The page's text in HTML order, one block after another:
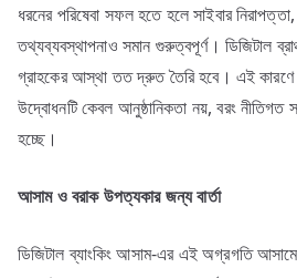
ধরনের পরিষেবা সফল হতে হলে সাইবার
তথ্যব্যবস্থাপনাও সমান গুরুত্বপূর্ণ। ডিজিটাল
গ্রাহকের আস্থা তত দ্রুত তৈরি হবে। এই কারণে
উদ্বোধনটি কেবল আনুষ্ঠানিকতা নয়, বরং নীতিগত
হচ্ছে।
আসামওবরাকউপত্যকারজন্যবার্তা
ডিজিটাল ব্যাংকিং আসাম-এর এই অগ্রগতি